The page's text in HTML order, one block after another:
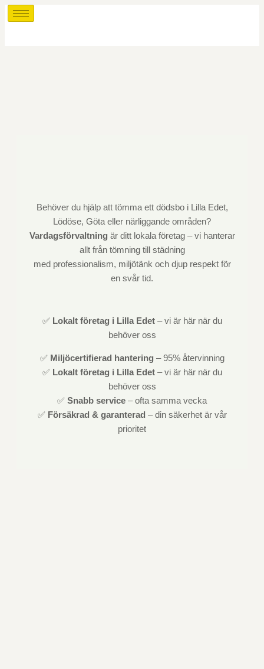
Behöver du hjälp att tömma ett dödsbo i Lilla Edet,
Lödöse, Göta eller närliggande områden?
Vardagsförvaltning är ditt lokala företag – vi hanterar
allt från tömning till städning
med professionalism, miljötänk och djup respekt för
en svår tid.
✅ Lokalt företag i Lilla Edet– vi är här när du
behöver oss
✅ Miljöcertifierad hantering – 95% återvinning
✅ Lokalt företag i Lilla Edet– vi är här när du
behöver oss
✅ Snabb service – ofta samma vecka
✅ Försäkrad & garanterad – din säkerhet är vår
prioritet